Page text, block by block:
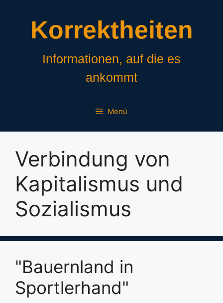
Korrektheiten
Informationen, auf die es
ankommt
Menü
Verbindung von
Kapitalismus und
Sozialismus
"Bauernland in
Sportlerhand"